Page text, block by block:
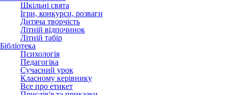
Шкільні свята
Ігри, конкурси, розваги
Дитяча творчість
Літній відпочинок
Літній табір
Бібліотека
Психологія
Педагогіка
Сучасний урок
Класному керівнику
Все про етикет